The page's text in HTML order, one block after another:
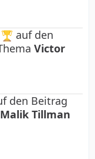
auf den
Victor
den Beitrag
Malik Tillman